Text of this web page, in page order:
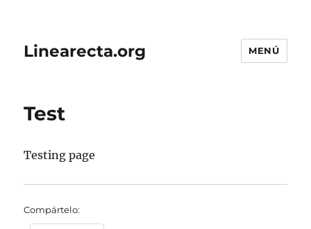
Linearecta.org MENÚ
Test
Testing page
Compártelo: